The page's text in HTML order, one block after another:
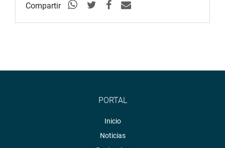
Compartir
PORTAL
Inicio
Noticias